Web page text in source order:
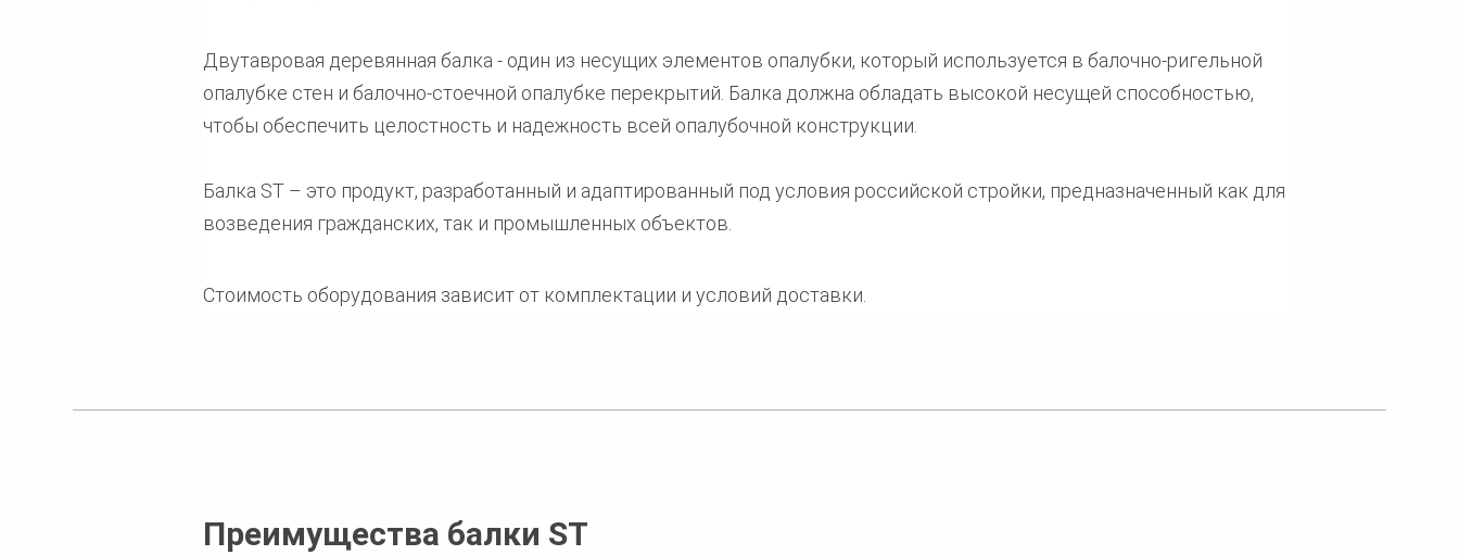
Двутавровая деревянная балка - один из несущих элементов опалубки, который используется в балочно-ригельной
опалубке стен и балочно-стоечной опалубке перекрытий. Балка должна обладать высокой несущей способностью,
чтобы обеспечить целостность и надежность всей опалубочной конструкции.
Балка ST – это продукт, разработанный и адаптированный под условия российской стройки, предназначенный как для
возведения гражданских, так и промышленных объектов.
Стоимость оборудования зависит от комплектации и условий доставки.
Преимущества балки ST